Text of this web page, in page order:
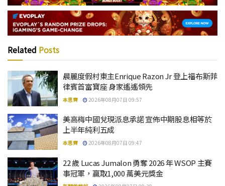
Related Posts
晨麗度假村東主Enrique Razon Jr 登上福布斯菲
律賓首富寶座 身家遙遙領先
本思齊 2026年08月07日 09:57
美高梅中國兌現派息承諾 宣佈中期股息相等於
上半年純利五成
本思齊 2026年08月07日 09:47
22 歲 Lucas Jumalon 勇奪 2026 年 WSOP 主賽
事冠軍，贏取1,000 萬美元獎金